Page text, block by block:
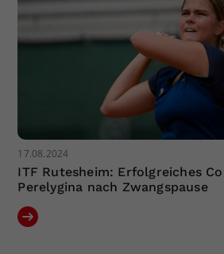
17.08.2024
ITF Rutesheim: Erfolgreiches
Perelygina nach Zwangspause